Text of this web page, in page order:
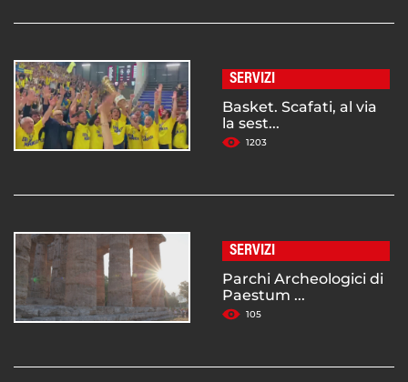
SERVIZI
Basket. Scafati, al via
la sest...
1203
SERVIZI
Parchi Archeologici di
Paestum ...
105